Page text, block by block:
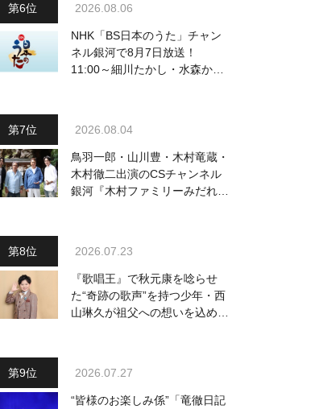
2026.08.06
NHK「BS日本のうた」チャン
ネル銀河で8月7日放送！
11:00～細川たかし・水森かお
2026.08.04
鳥羽一郎・山川豊・木村竜蔵・
木村徹二出演のCSチャンネル
銀河『木村ファミリーみだれ旅
2026.07.23
『歌唱王』で秋元康を唸らせ
た“奇跡の歌声”を持つ少年・西
山琳久が祖父への想いを込めた
いちゃんとの絆を歌った曲を聴
いてください！」
2026.07.27
“皆様のお楽しみ係”「竜徹日記